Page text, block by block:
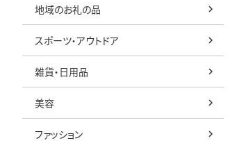
地域のお礼の品
スポーツ・アウトドア
雑貨・日用品
美容
ファッション